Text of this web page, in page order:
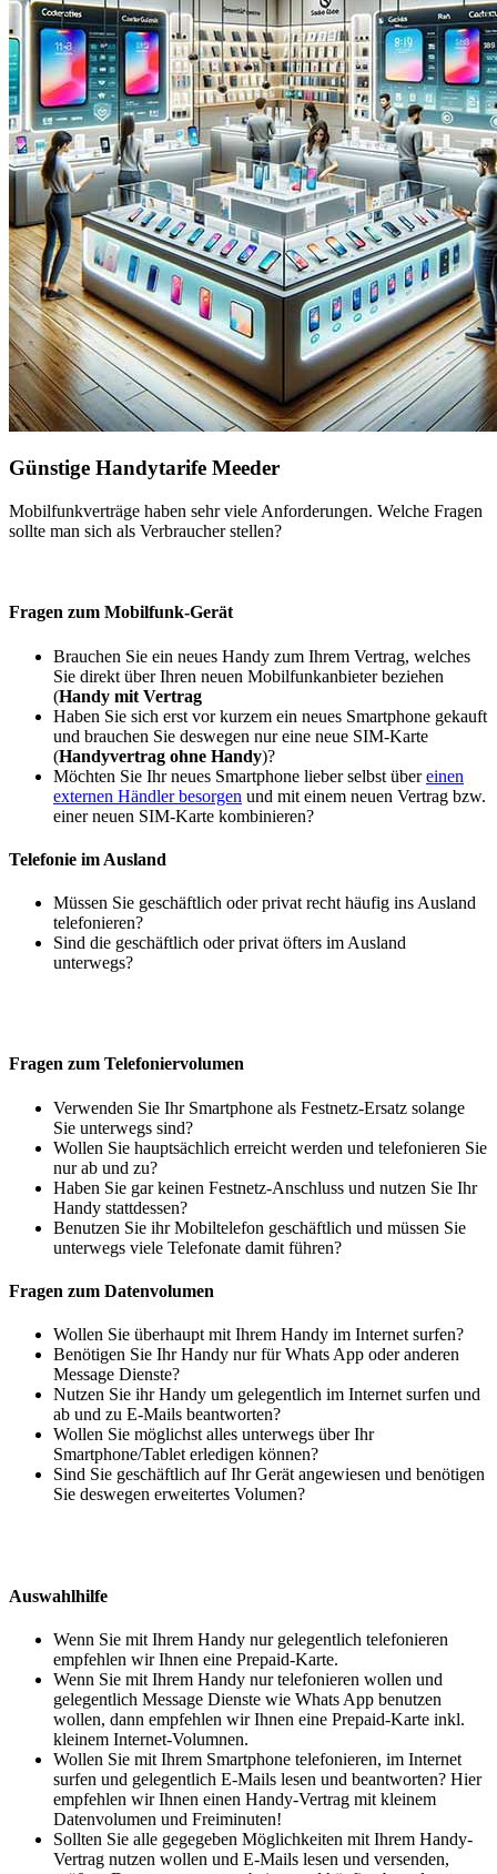
Günstige Handytarife Meeder
Mobilfunkverträge haben sehr viele Anforderungen. Welche Fragen
sollte man sich als Verbraucher stellen?
Fragen zum Mobilfunk-Gerät
Brauchen Sie ein neues Handy zum Ihrem Vertrag, welches
Sie direkt über Ihren neuen Mobilfunkanbieter beziehen
(Handy mit Vertrag
Haben Sie sich erst vor kurzem ein neues Smartphone gekauft
und brauchen Sie deswegen nur eine neue SIM-Karte
(Handyvertrag ohne Handy)?
Möchten Sie Ihr neues Smartphone lieber selbst übereinen
externen Händler besorgen und mit einem neuen Vertrag bzw.
einer neuen SIM-Karte kombinieren?
Telefonie im Ausland
Müssen Sie geschäftlich oder privat recht häufig ins Ausland
telefonieren?
Sind die geschäftlich oder privat öfters im Ausland
unterwegs?
Fragen zum Telefoniervolumen
Verwenden Sie Ihr Smartphone als Festnetz-Ersatz solange
Sie unterwegs sind?
Wollen Sie hauptsächlich erreicht werden und telefonieren Sie
nur ab und zu?
Haben Sie gar keinen Festnetz-Anschluss und nutzen Sie Ihr
Handy stattdessen?
Benutzen Sie ihr Mobiltelefon geschäftlich und müssen Sie
unterwegs viele Telefonate damit führen?
Fragen zum Datenvolumen
Wollen Sie überhaupt mit Ihrem Handy im Internet surfen?
Benötigen Sie Ihr Handy nur für Whats App oder anderen
Message Dienste?
Nutzen Sie ihr Handy um gelegentlich im Internet surfen und
ab und zu E-Mails beantworten?
Wollen Sie möglichst alles unterwegs über Ihr
Smartphone/Tablet erledigen können?
Sind Sie geschäftlich auf Ihr Gerät angewiesen und benötigen
Sie deswegen erweitertes Volumen?
Auswahlhilfe
Wenn Sie mit Ihrem Handy nur gelegentlich telefonieren
empfehlen wir Ihnen eine Prepaid-Karte.
Wenn Sie mit Ihrem Handy nur telefonieren wollen und
gelegentlich Message Dienste wie Whats App benutzen
wollen, dann empfehlen wir Ihnen eine Prepaid-Karte inkl.
kleinem Internet-Volumnen.
Wollen Sie mit Ihrem Smartphone telefonieren, im Internet
surfen und gelegentlich E-Mails lesen und beantworten? Hier
empfehlen wir Ihnen einen Handy-Vertrag mit kleinem
Datenvolumen und Freiminuten!
Sollten Sie alle gegegeben Möglichkeiten mit Ihrem Handy-
Vertrag nutzen wollen und E-Mails lesen und versenden,